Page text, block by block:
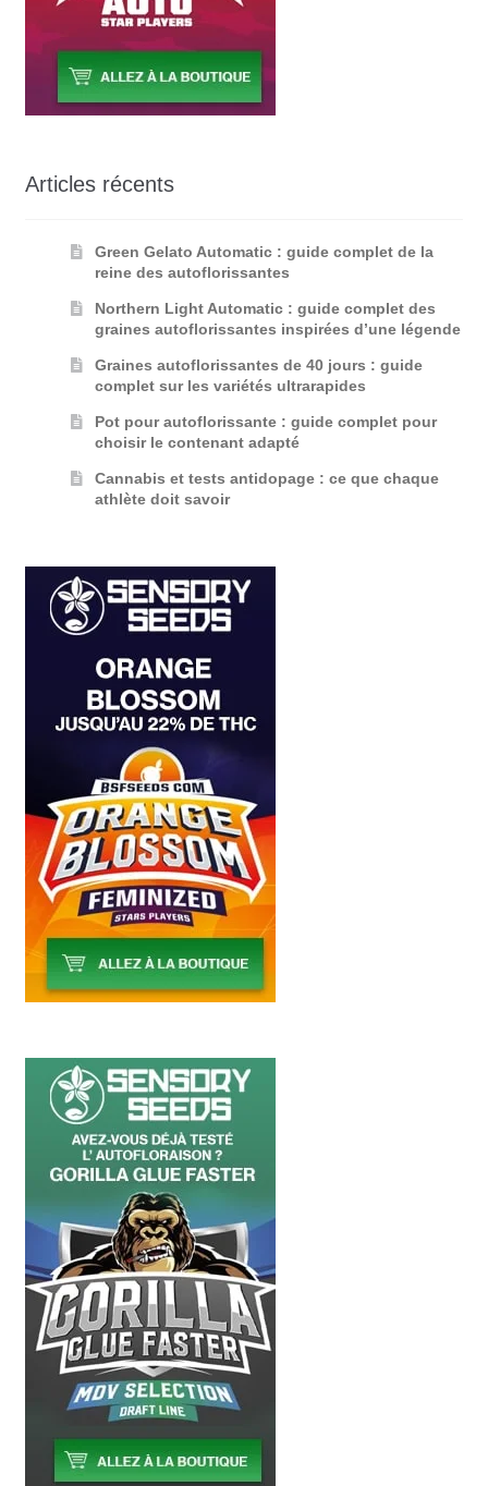
Articles récents
Green Gelato Automatic : guide complet de la
reine des autoflorissantes
Northern Light Automatic : guide complet des
graines autoflorissantes inspirées d’une légende
Graines autoflorissantes de 40 jours : guide
complet sur les variétés ultrarapides
Pot pour autoflorissante : guide complet pour
choisir le contenant adapté
Cannabis et tests antidopage : ce que chaque
athlète doit savoir